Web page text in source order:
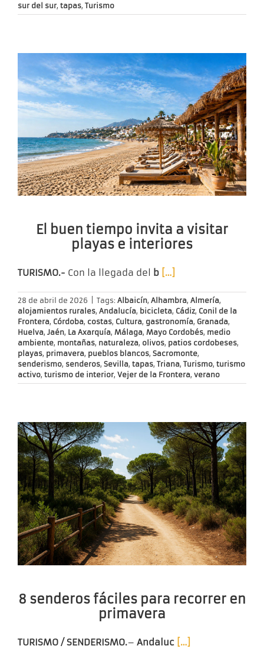
sur del sur, tapas, Turismo
El buen tiempo invita a visitar
playas e interiores
TURISMO.- Con la llegada del b […]
28 de abril de 2026 Tags: Albaicín, Alhambra, Almería,
alojamientos rurales, Andalucía, bicicleta, Cádiz, Conil de la
Frontera, Córdoba, costas, Cultura, gastronomía, Granada,
Huelva, Jaén, La Axarquía, Málaga, Mayo Cordobés, medio
ambiente, montañas, naturaleza, olivos, patios cordobeses,
playas, primavera, pueblos blancos, Sacromonte,
senderismo, senderos, Sevilla, tapas, Triana, Turismo, turismo
activo, turismo de interior, Vejer de la Frontera, verano
8 senderos fáciles para recorrer en
primavera
TURISMO / SENDERISMO.– Andaluc […]